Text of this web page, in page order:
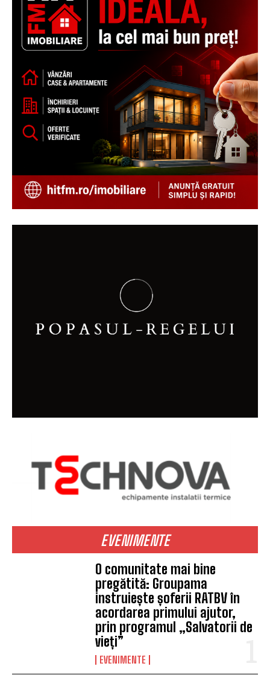
EVENIMENTE
O comunitate mai bine
pregătită: Groupama
instruiește șoferii RATBV în
acordarea primului ajutor,
prin programul „Salvatorii de
vieți”
EVENIMENTE